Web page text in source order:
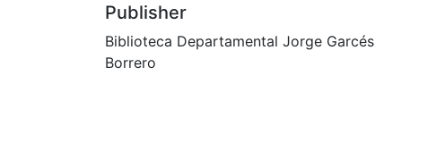
Publisher
Biblioteca Departamental Jorge Garcés
Borrero